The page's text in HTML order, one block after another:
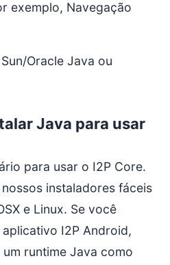
exemplo, Navegação
Oracle Java ou
Java para usar
para usar o I2P Core.
instaladores fáceis
e Linux. Se você
I2P Android,
runtime Java como